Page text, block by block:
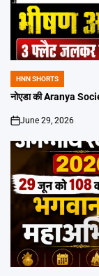
POSTED
IN
HNN SHORTS
नोएडा की Aranya
on
June 29, 2026